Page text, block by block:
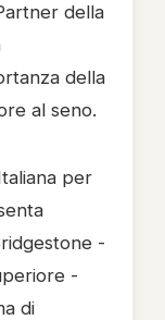
della
della
al seno.
per
-
-
di